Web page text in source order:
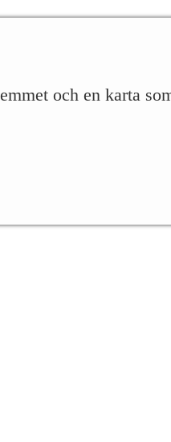
och en karta